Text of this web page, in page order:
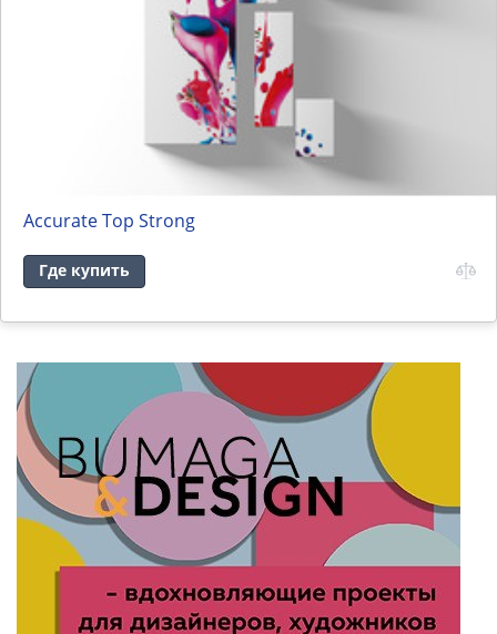
Accurate Top Strong
Где купить